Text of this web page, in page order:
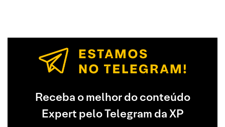
Receba o melhor do conteúdo
Expert pelo Telegram da XP